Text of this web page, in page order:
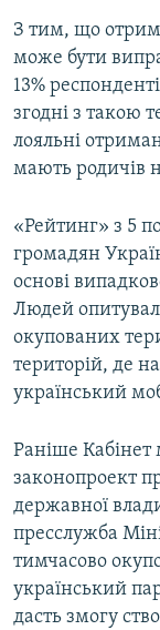
З тим, що
може бути
13%
згодні з такою
лояльні
мають родичів
«Рейтинг» з 5
громадян
основі
Людей
окупованих
територій, де
український
Раніше Кабінет
законопроект
державної
пресслужба
тимчасово
український
дасть змогу